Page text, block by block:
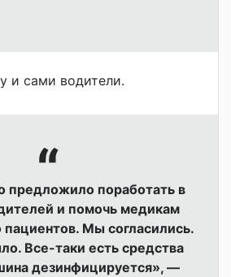
и сами водители.
предложило поработать в
и помочь медикам
пациентов. Мы согласились.
Все-таки есть средства
дезинфицируется», —